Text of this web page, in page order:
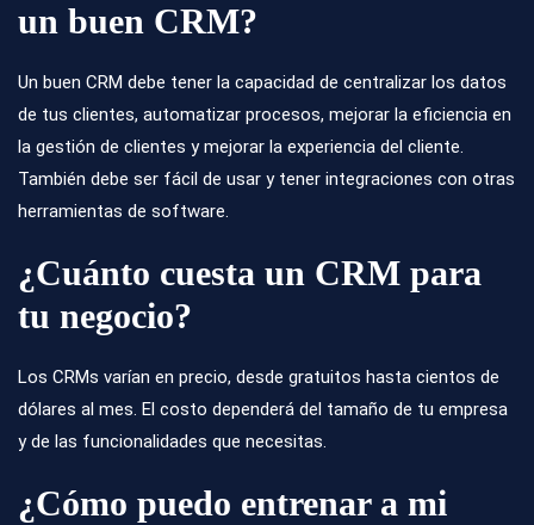
un buen CRM?
Un buen CRM debe tener la capacidad de centralizar los datos
de tus clientes, automatizar procesos, mejorar la eficiencia en
la gestión de clientes y mejorar la experiencia del cliente.
También debe ser fácil de usar y tener integraciones con otras
herramientas de software.
¿Cuánto cuesta un CRM para
tu negocio?
Los CRMs varían en precio, desde gratuitos hasta cientos de
dólares al mes. El costo dependerá del tamaño de tu empresa
y de las funcionalidades que necesitas.
¿Cómo puedo entrenar a mi